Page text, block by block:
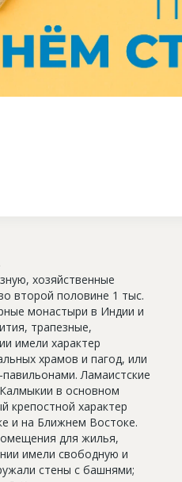
Горячие
Глоссарий
хозяйственные
второй половине 1 тыс.
монастыри в Индии и
трапезные,
имели характер
храмов и пагод, или
Ламаистские
в основном
крепостной характер
и на Ближнем Востоке.
для жилья,
имели свободную и
стены с башнями;